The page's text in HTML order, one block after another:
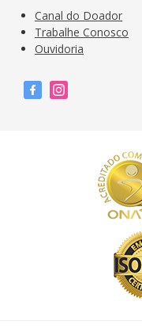
Canal do Doador
Trabalhe Conosco
Ouvidoria